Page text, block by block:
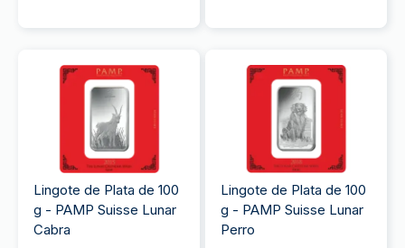
Lingote de Plata de 100
g - PAMP Suisse Lunar
Cabra
Lingote de Plata de 100
g - PAMP Suisse Lunar
Perro